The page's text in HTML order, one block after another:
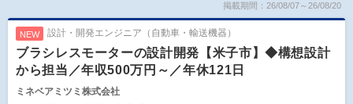
掲載期間：26/08/07～26/08/20
NEW 設計・開発エンジニア（自動車・輸送機器）
ブラシレスモーターの設計開発【米子市】◆構想設計
から担当／年収500万円～／年休121日
ミネベアミツミ株式会社